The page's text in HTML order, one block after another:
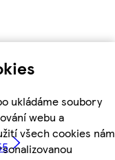
ukládáme soubory
webu a
všech cookies nám